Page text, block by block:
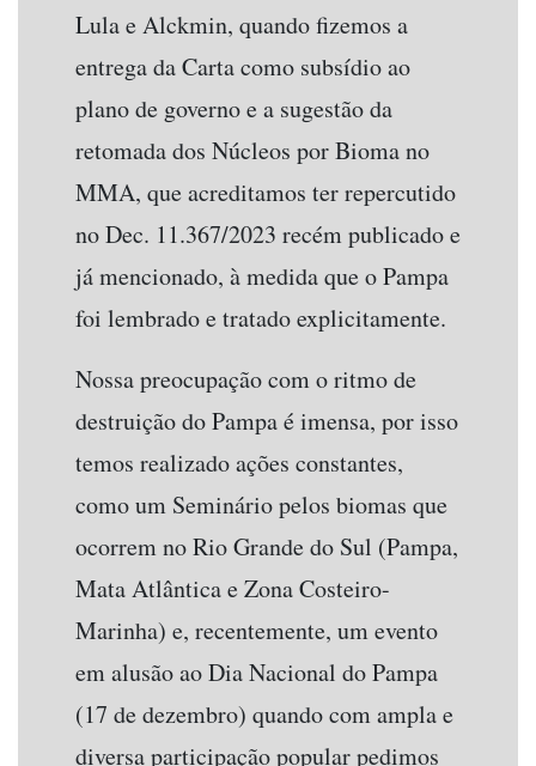
Lula e Alckmin, quando fizemos a
entrega da Carta como subsídio ao
plano de governo e a sugestão da
retomada dos Núcleos por Bioma no
MMA, que acreditamos ter repercutido
no Dec. 11.367/2023 recém publicado e
já mencionado, à medida que o Pampa
foi lembrado e tratado explicitamente.
Nossa preocupação com o ritmo de
destruição do Pampa é imensa, por isso
temos realizado ações constantes,
como um Seminário pelos biomas que
ocorrem no Rio Grande do Sul (Pampa,
Mata Atlântica e Zona Costeiro-
Marinha) e, recentemente, um evento
em alusão ao Dia Nacional do Pampa
(17 de dezembro) quando com ampla e
diversa participação popular pedimos